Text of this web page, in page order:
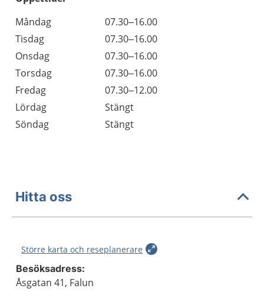
Dag
Öppettider
Kommentarer
Måndag
07.30–16.00
Tisdag
07.30–16.00
Onsdag
07.30–16.00
Torsdag
07.30–16.00
Fredag
07.30–12.00
Lördag
Stängt
Söndag
Stängt
Hitta oss
Större karta och reseplanerare
Besöksadress:
Åsgatan 41, Falun